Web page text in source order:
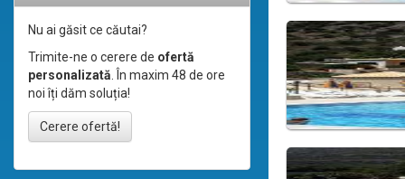
Nu ai găsit ce căutai?
Trimite-ne o cerere de ofertă
personalizată. În maxim 48 de ore
noi îți dăm soluția!
Cerere ofertă!